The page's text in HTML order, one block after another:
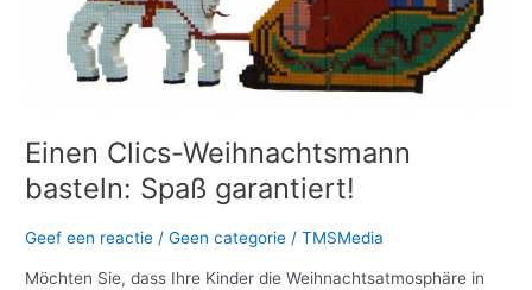
Einen Clics-Weihnachtsmann
basteln: Spaß garantiert!
Geef een reactie /Geen categorie /TMSMedia
Möchten Sie, dass Ihre Kinder die Weihnachtsatmosphäre in